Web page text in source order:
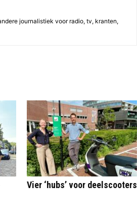
journalistiek voor radio, tv, kranten,
Vier ‘hubs’ voor deelscooters